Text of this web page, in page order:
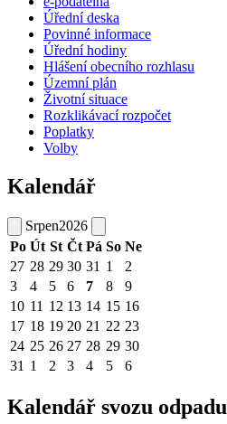
Úřední deska
Povinné informace
Úřední hodiny
Hlášení obecního rozhlasu
Územní plán
Životní situace
Rozklikávací rozpočet
Poplatky
Volby
Kalendář
Srpen2026
Po Út St Čt Pá So Ne
27 28 29 30 31 1
2
3
4 5 6 7 8
9
10 11 12 13 14 15 16
17 18 19 20 21 22 23
24 25 26 27 28 29 30
31 1 2 3 4 5 6
Kalendář svozu odpadu